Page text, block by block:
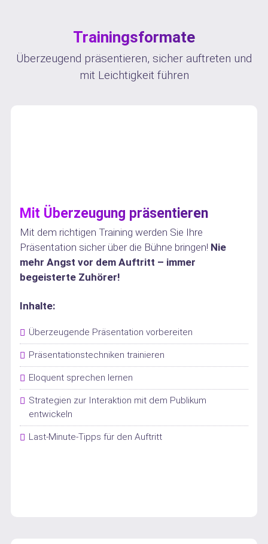
Trainingsformate
Überzeugend präsentieren, sicher auftreten und
mit Leichtigkeit führen
Mit Überzeugung präsentieren
Mit dem richtigen Training werden Sie Ihre
Präsentation sicher über die Bühne bringen! Nie
mehr Angst vor dem Auftritt – immer
begeisterte Zuhörer!
Inhalte:
Überzeugende Präsentation vorbereiten
Präsentationstechniken trainieren
Eloquent sprechen lernen
Strategien zur Interaktion mit dem Publikum
entwickeln
Last-Minute-Tipps für den Auftritt